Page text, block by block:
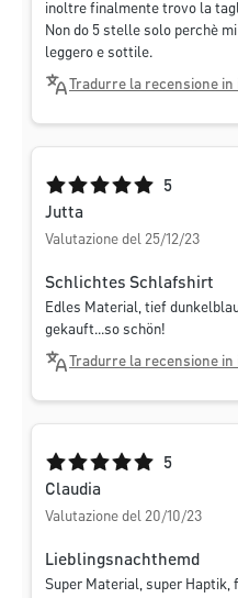
inoltre finalmente trovo la
Non do 5 stelle solo perchè
leggero e sottile.
Tradurre la recensione in
Valutazione media di 5 su 5
5
Jutta
Valutazione del 25/12/23
Schlichtes Schlafshirt
Edles Material, tief
gekauft...so schön!
Tradurre la recensione in
Valutazione media di 5 su 5
5
Claudia
Valutazione del 20/10/23
Lieblingsnachthemd
Super Material, super Haptik,